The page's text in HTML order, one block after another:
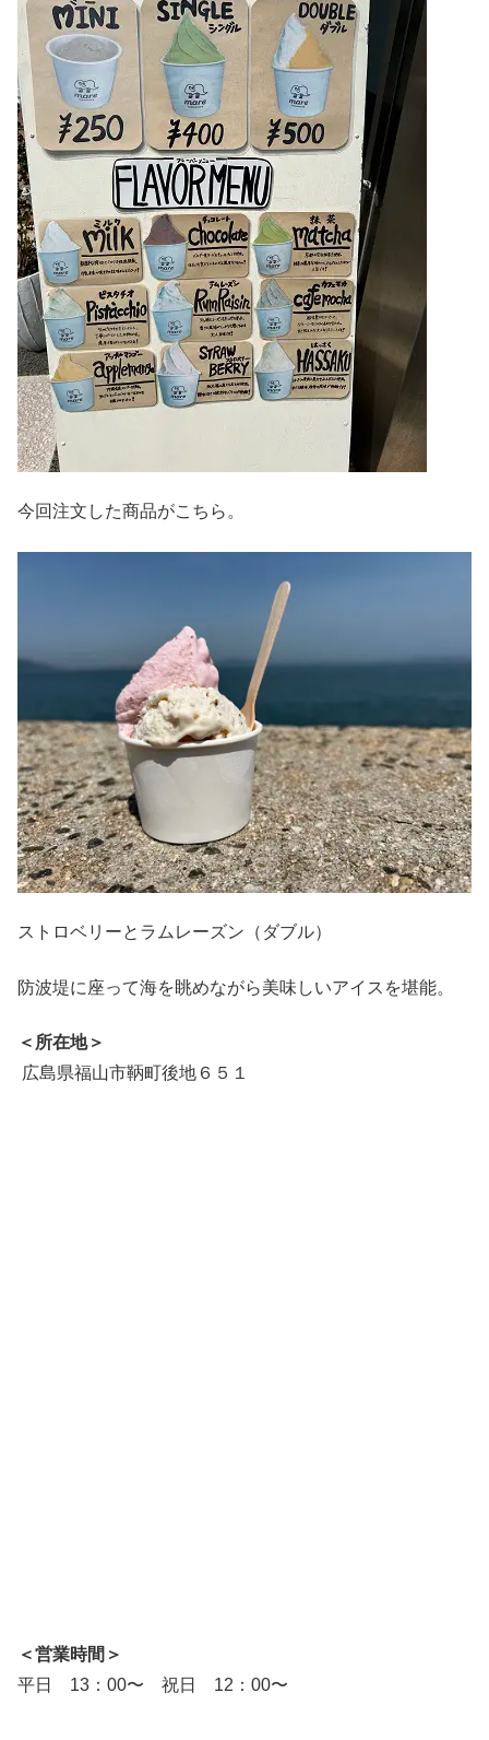
今回注文した商品がこちら。
ストロベリーとラムレーズン（ダブル）
防波堤に座って海を眺めながら美味しいアイスを堪能。
＜所在地＞
広島県福山市鞆町後地６５１
＜営業時間＞
平日 13：00〜 祝日 12：00〜